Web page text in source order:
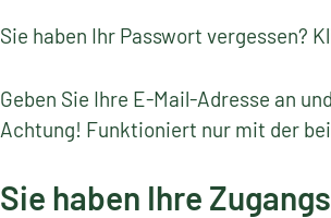
Sie haben Ihr Passwort vergessen?
Geben Sie Ihre E-Mail-Adresse an
Achtung! Funktioniert nur mit der
Sie haben Ihre